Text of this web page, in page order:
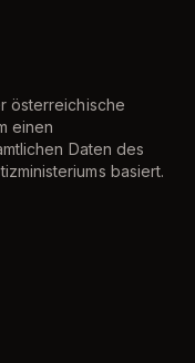
österreichische
einen
Daten des
basiert.